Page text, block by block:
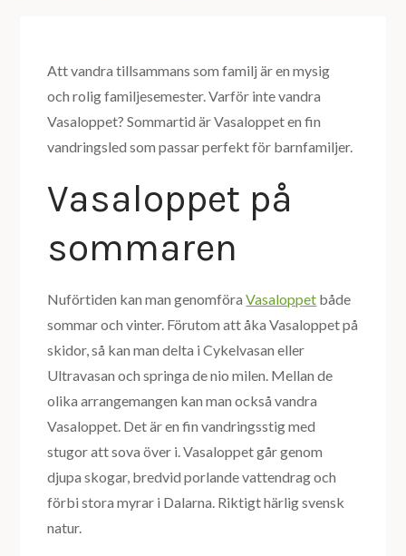
Att vandra tillsammans som familj är en mysig
och rolig familjesemester. Varför inte vandra
Vasaloppet? Sommartid är Vasaloppet en fin
vandringsled som passar perfekt för barnfamiljer.
Vasaloppet på
sommaren
Nuförtiden kan man genomföraVasaloppet både
sommar och vinter. Förutom att åka Vasaloppet på
skidor, så kan man delta i Cykelvasan eller
Ultravasan och springa de nio milen. Mellan de
olika arrangemangen kan man också vandra
Vasaloppet. Det är en fin vandringsstig med
stugor att sova över i. Vasaloppet går genom
djupa skogar, bredvid porlande vattendrag och
förbi stora myrar i Dalarna. Riktigt härlig svensk
natur.